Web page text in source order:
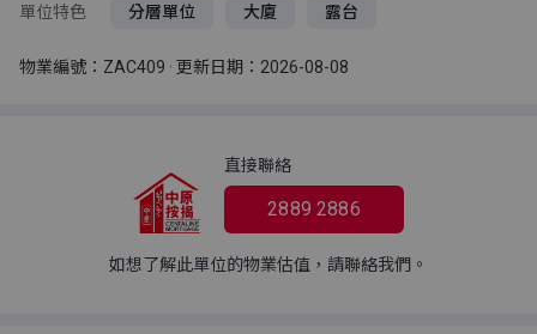
單位特色 分層單位 大廈 露台
物業編號：ZAC409 · 更新日期：2026-08-08
直接聯絡
2889 2886
如想了解此單位的物業估值，請聯絡我們。